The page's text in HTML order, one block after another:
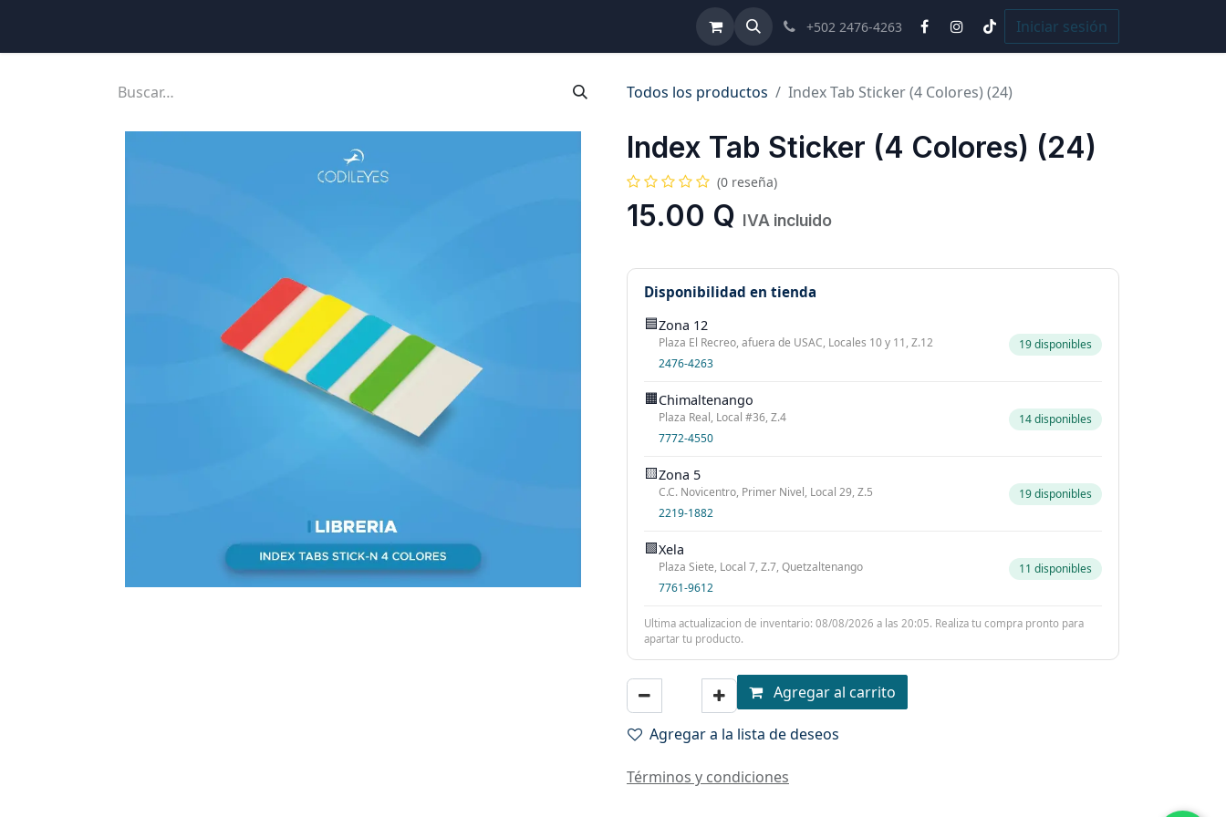
Términos y Condiciones Ayuda Cursos
+502 2476-4263 Iniciar sesión
Todos los productos Index Tab Sticker (4 Colores) (24)
Index Tab Sticker (4 Colores) (24)
(0 reseña)
15.00 Q IVA incluido
Disponibilidad en tienda
🟦Zona 12
Plaza El Recreo, afuera de USAC, Locales 10 y 11, Z.12
2476-4263
19 disponibles
🟧Chimaltenango
Plaza Real, Local #36, Z.4
7772-4550
14 disponibles
🟨Zona 5
C.C. Novicentro, Primer Nivel, Local 29, Z.5
2219-1882
19 disponibles
🟩Xela
Plaza Siete, Local 7, Z.7, Quetzaltenango
7761-9612
11 disponibles
Ultima actualizacion de inventario: 08/08/2026 a las 20:05. Realiza tu compra pronto para
apartar tu producto.
Agregar al carrito
Agregar a la lista de deseos
Términos y condiciones